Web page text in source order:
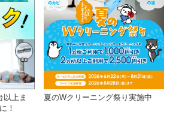
以上ま
！
夏のWクリーニング祭り実施中